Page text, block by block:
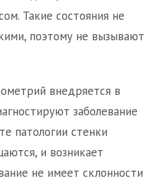
Такие состояния не
поэтому не вызывают
внедряется в
заболевание
патологии стенки
и возникает
не имеет склонности